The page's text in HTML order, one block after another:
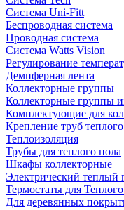
Система Uni-Fitt
Беспроводная система
Проводная система
Система Watts Vision
Регулирование
Демпферная лента
Коллекторные группы
Коллекторные группы
Комплектующие для
Крепление труб
Теплоизоляция
Трубы для теплого пола
Шкафы коллекторные
Электрический теплый
Термостаты для
Для деревянных